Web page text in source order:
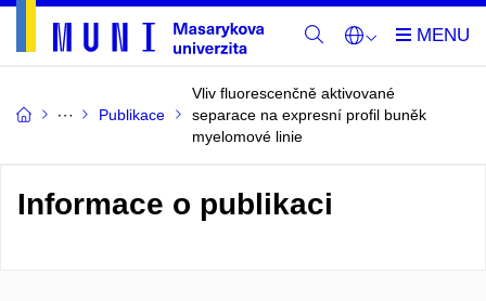
Publikace
Vliv fluorescenčně aktivované
separace na expresní profil buněk
myelomové linie
Informace o publikaci